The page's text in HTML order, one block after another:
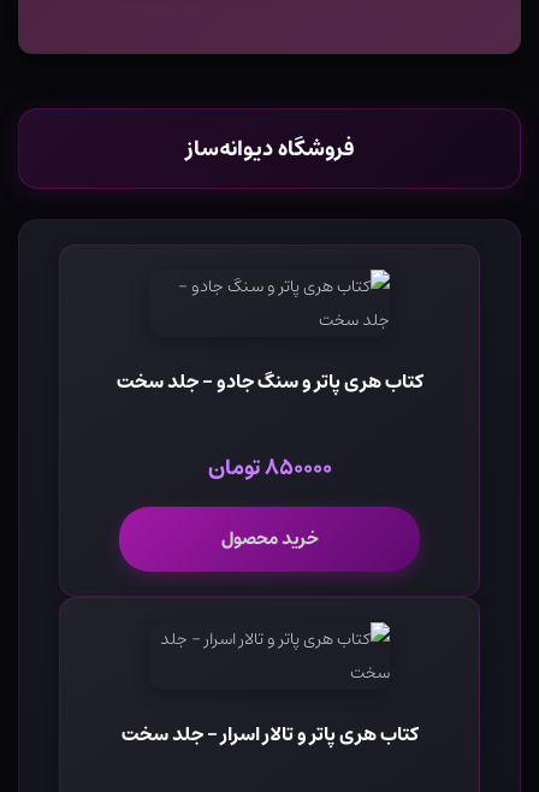
فروشگاه دیوانه‌ساز
کتاب هری پاتر و سنگ جادو - جلد سخت
۸۵۰۰۰۰ تومان
خرید محصول
کتاب هری پاتر و تالار اسرار - جلد سخت